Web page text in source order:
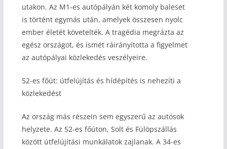
utakon. Az M1-es autópályán két komoly baleset
is történt egymás után, amelyek összesen nyolc
ember életét követelték. A tragédia megrázta az
egész országot, és ismét ráirányította a figyelmet
az autópályai közlekedés veszélyeire.
52-es főút: útfelújítás és hídépítés is nehezíti a
közlekedést
Az ország más részein sem egyszerű az autósok
helyzete. Az 52-es főúton, Solt és Fülöpszállás
között útfelújítási munkálatok zajlanak. A 34-es